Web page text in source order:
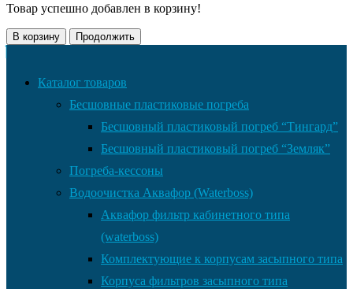
Товар успешно добавлен в корзину!
В корзину Продолжить
Каталог товаров
Бесшовные пластиковые погреба
Бесшовный пластиковый погреб “Тингард”
Бесшовный пластиковый погреб “Земляк”
Погреба-кессоны
Водоочистка Аквафор (Waterboss)
Аквафор фильтр кабинетного типа
(waterboss)
Комплектующие к корпусам засыпного типа
Корпуса фильтров засыпного типа